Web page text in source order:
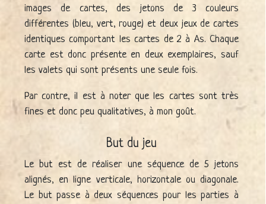
images de cartes, des jetons de 3 couleurs
différentes (bleu, vert, rouge) et deux jeux de cartes
identiques comportant les cartes de 2 à As. Chaque
carte est donc présente en deux exemplaires, sauf
les valets qui sont présents une seule fois.
Par contre, il est à noter que les cartes sont très
fines et donc peu qualitatives, à mon goût.
But du jeu
Le but est de réaliser une séquence de 5 jetons
alignés, en ligne verticale, horizontale ou diagonale.
Le but passe à deux séquences pour les parties à